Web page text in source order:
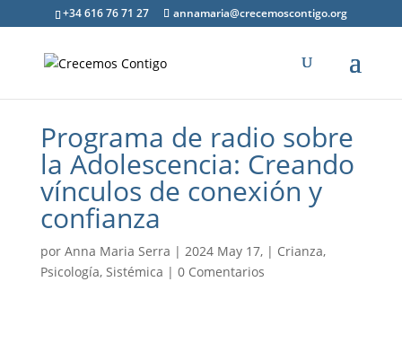
+34 616 76 71 27 annamaria@crecemoscontigo.org
Programa de radio sobre
la Adolescencia: Creando
vínculos de conexión y
confianza
por Anna Maria Serra | 2024 May 17,| Crianza,
Psicología, Sistémica | 0 Comentarios